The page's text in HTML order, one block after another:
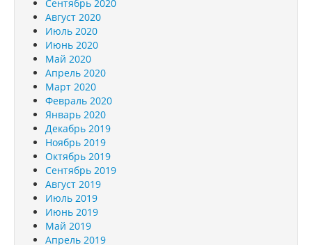
Сентябрь 2020
Август 2020
Июль 2020
Июнь 2020
Май 2020
Апрель 2020
Март 2020
Февраль 2020
Январь 2020
Декабрь 2019
Ноябрь 2019
Октябрь 2019
Сентябрь 2019
Август 2019
Июль 2019
Июнь 2019
Май 2019
Апрель 2019